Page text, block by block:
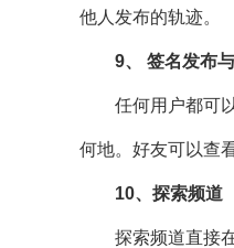
他人发布的轨迹。
9、 签名发布与
任何用户都可以
何地。好友可以查
10、探索频道
探索频道直接在